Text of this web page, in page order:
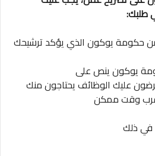
طلبك:
حكومة يوكون الذي يؤكد ترشيحك
يوكون ينص على
عليك الوظائف يحتاجون منك
وقت ممكن
في ذلك